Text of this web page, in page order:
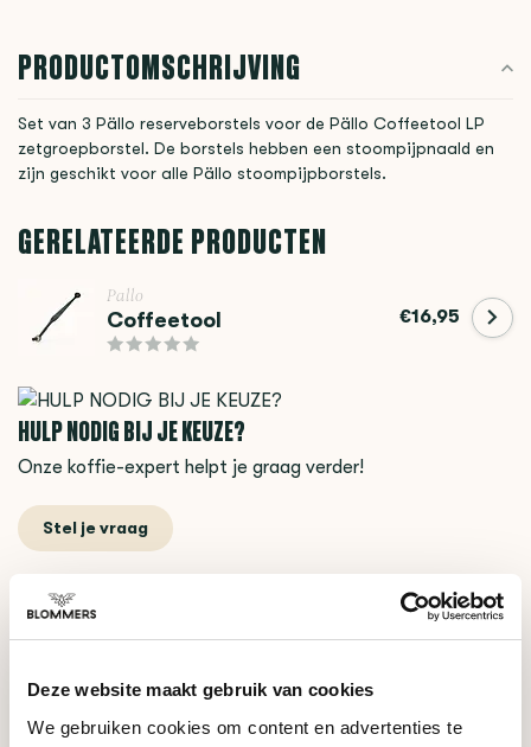
Deze website maakt gebruik van cookies
We gebruiken cookies om content en advertenties te
PRODUCTOMSCHRIJVING
Set van 3 Pällo reserveborstels voor de Pällo Coffeetool LP
zetgroepborstel. De borstels hebben een stoompijpnaald en
zijn geschikt voor alle Pällo stoompijpborstels.
GERELATEERDE PRODUCTEN
Pallo
Coffeetool €16,95
HULP NODIG BIJ JE KEUZE?
Onze koffie-expert helpt je graag verder!
Stel je vraag
RECENT BEKEKEN